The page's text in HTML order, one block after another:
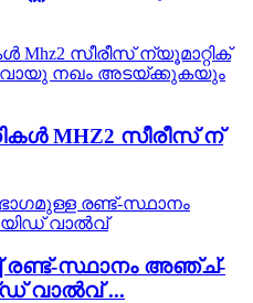
MHZ2 സീരീസ് ന്
രണ്ട്-സ്ഥാനം അഞ്ച്-
വാൽവ് ...